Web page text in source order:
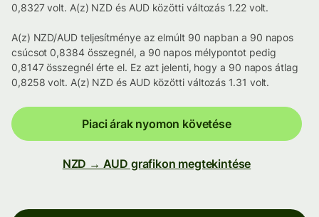
0,8327 volt. A(z) NZD és AUD közötti változás 1.22 volt.
A(z) NZD/AUD teljesítménye az elmúlt 90 napban a 90 napos
csúcsot 0,8384 összegnél, a 90 napos mélypontot pedig
0,8147 összegnél érte el. Ez azt jelenti, hogy a 90 napos átlag
0,8258 volt. A(z) NZD és AUD közötti változás 1.31 volt.
Piaci árak nyomon követése
NZD → AUD grafikon megtekintése